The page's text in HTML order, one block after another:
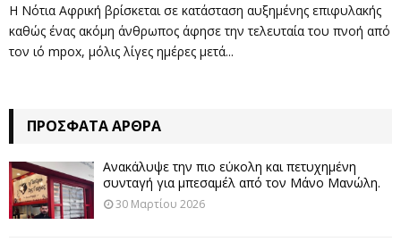
Η Νότια Αφρική βρίσκεται σε κατάσταση αυξημένης επιφυλακής
καθώς ένας ακόμη άνθρωπος άφησε την τελευταία του πνοή από
τον ιό mpox, μόλις λίγες ημέρες μετά...
ΠΡΌΣΦΑΤΑ ΆΡΘΡΑ
Ανακάλυψε την πιο εύκολη και πετυχημένη
συνταγή για μπεσαμέλ από τον Μάνο Μανώλη.
30 Μαρτίου 2026